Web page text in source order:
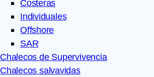
Costeras
Individuales
Offshore
SAR
Chalecos de Supervivencia
Chalecos salvavidas